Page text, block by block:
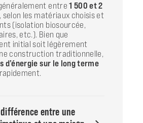
entre1 500 et 2
, selon les matériaux choisis et
(isolation biosourcée,
etc.). Bien que
initial soit légèrement
construction traditionnelle,
d’énergie sur le long terme
entre une